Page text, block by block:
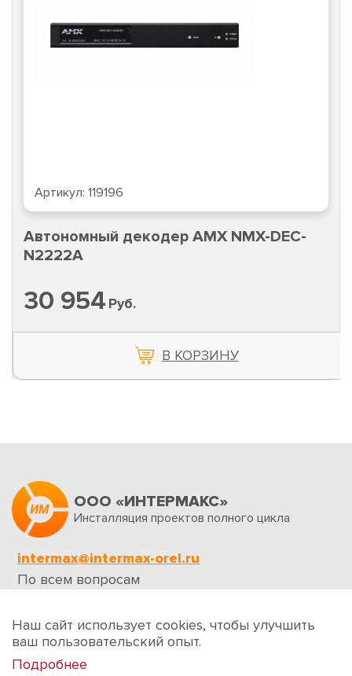
Артикул: 119196
Автономный декодер AMX NMX-DEC-
N2222A
30 954 Руб.
В КОРЗИНУ
ООО «ИНТЕРМАКС»
Инсталляция проектов полного цикла
intermax@intermax-orel.ru
По всем вопросам
Обратная связь
Наш сайт использует cookies, чтобы улучшить
ваш пользовательский опыт.
Подробнее